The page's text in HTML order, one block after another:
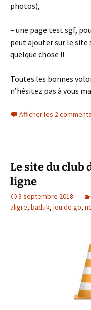
photos),
– une page test sgf,
peut ajouter sur le site
quelque chose !!
Toutes les bonnes
n’hésitez pas à vous
Afficher les 2
Le site du club
ligne
3 septembre 2018
aligre, baduk, jeu de go,